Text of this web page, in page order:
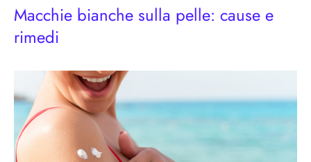
Macchie bianche sulla pelle: cause e
rimedi